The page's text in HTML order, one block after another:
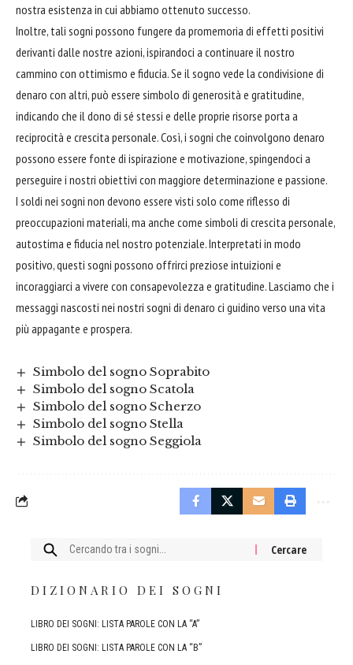
nostra esistenza in cui abbiamo ottenuto successo.
Inoltre, tali sogni possono fungere da promemoria di effetti positivi
derivanti dalle nostre azioni, ispirandoci a continuare il nostro
cammino con ottimismo e fiducia. Se il sogno vede la condivisione di
denaro con altri, può essere simbolo di generosità e gratitudine,
indicando che il dono di sé stessi e delle proprie risorse porta a
reciprocità e crescita personale. Così, i sogni che coinvolgono denaro
possono essere fonte di ispirazione e motivazione, spingendoci a
perseguire i nostri obiettivi con maggiore determinazione e passione.
I soldi nei sogni non devono essere visti solo come riflesso di
preoccupazioni materiali, ma anche come simboli di crescita personale,
autostima e fiducia nel nostro potenziale. Interpretati in modo
positivo, questi sogni possono offrirci preziose intuizioni e
incoraggiarci a vivere con consapevolezza e gratitudine. Lasciamo che i
messaggi nascosti nei nostri sogni di denaro ci guidino verso una vita
più appagante e prospera.
Simbolo del sogno Soprabito
Simbolo del sogno Scatola
Simbolo del sogno Scherzo
Simbolo del sogno Stella
Simbolo del sogno Seggiola
Cercare:
DIZIONARIO DEI SOGNI
LIBRO DEI SOGNI: LISTA PAROLE CON LA “A”
LIBRO DEI SOGNI: LISTA PAROLE CON LA “B”